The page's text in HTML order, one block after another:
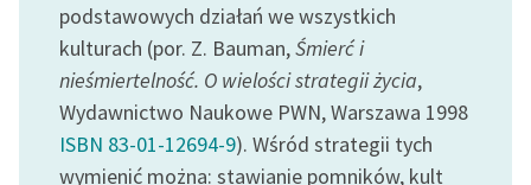
E-kolekcja lektur
szkolnych i literatury do
słuchania dla uczennic i
uczniów z
niepełnosprawnościami
podstawowych działań we wszystkich
kulturach (por. Z. Bauman,Śmierć i
nieśmiertelność. O wielości strategii życia,
Wydawnictwo Naukowe PWN, Warszawa 1998
ISBN 83-01-12694-9). Wśród strategii tych
wymienić można: stawianie pomników, kult